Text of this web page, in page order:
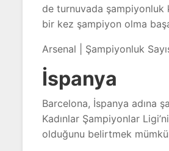
de turnuvada şampiyonluk
bir kez şampiyon olma
Arsenal | Şampiyonluk
İspanya
Barcelona, İspanya adına
Kadınlar Şampiyonlar
olduğunu belirtmek